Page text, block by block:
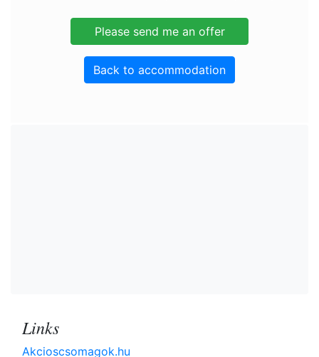
Back to accommodation
Links
Akcioscsomagok.hu